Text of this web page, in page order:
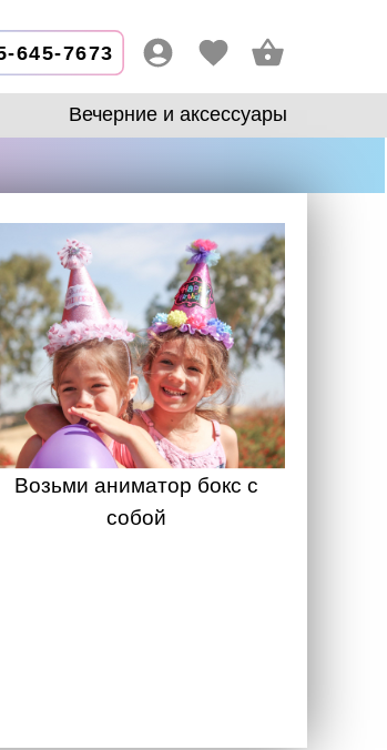
645-7673
Вечерние и аксессуары
Возьми аниматор бокс с
собой